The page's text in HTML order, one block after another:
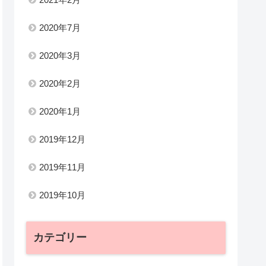
2020年7月
2020年3月
2020年2月
2020年1月
2019年12月
2019年11月
2019年10月
カテゴリー